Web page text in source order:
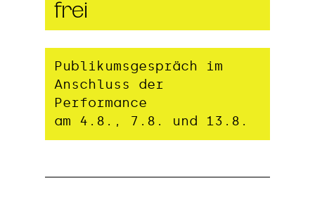
frei
Publikumsgespräch im
Anschluss der
Performance
am 4.8., 7.8. und 13.8.